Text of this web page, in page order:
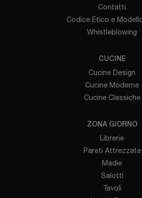
Contatti
Codice Etico e
Whistleblowing
CUCINE
Cucine Design
Cucine Moderne
Cucine Classiche
ZONA GIORNO
Librerie
Pareti Attrezzate
Madie
Salotti
Tavoli